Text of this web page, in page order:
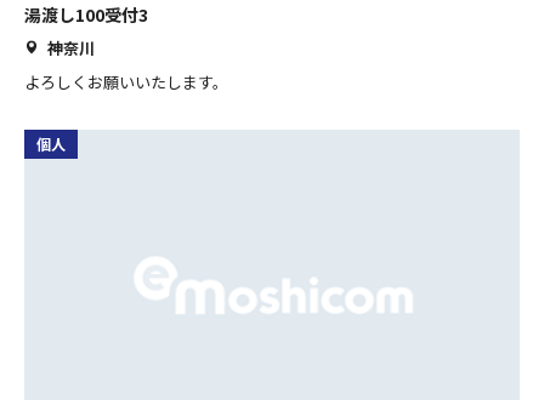
湯渡し100受付3
神奈川
よろしくお願いいたします。
個人